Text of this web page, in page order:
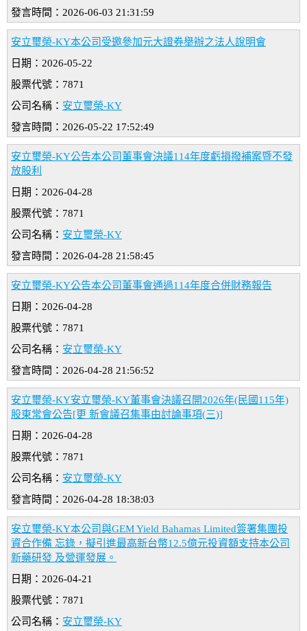
發言時間：2026-06-03 21:31:59
安立璽榮-KY本公司受邀參加元大證券舉辦之法人說明會
日期：2026-05-22
股票代號：7871
公司名稱： 安立璽榮-KY
發言時間：2026-05-22 17:52:49
安立璽榮-KY公告本公司董事會決議114年度虧損撥補案暨不發
放股利
日期：2026-04-28
股票代號：7871
公司名稱： 安立璽榮-KY
發言時間：2026-04-28 21:58:45
安立璽榮-KY公告本公司董事會通過114年度合併財務報告
日期：2026-04-28
股票代號：7871
公司名稱： 安立璽榮-KY
發言時間：2026-04-28 21:56:52
安立璽榮-KY安立璽榮-KY董事會決議召開2026年(民國115年)
股東常會公告[更 新會議召集事由討論事項(三)]
日期：2026-04-28
股票代號：7871
公司名稱： 安立璽榮-KY
發言時間：2026-04-28 18:38:03
安立璽榮-KY本公司與GEM Yield Bahamas Limited簽署集團投
資合作備 忘錄，擬引進最高新台幣12.5億元投資額支持本公司
新藥研發 及營運發展。
日期：2026-04-21
股票代號：7871
公司名稱： 安立璽榮-KY